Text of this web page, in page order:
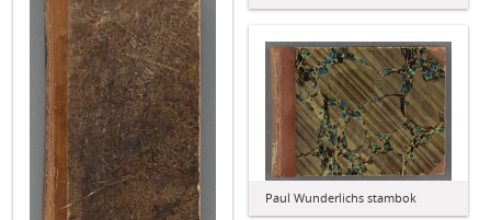
Paul Wunderlichs stambok